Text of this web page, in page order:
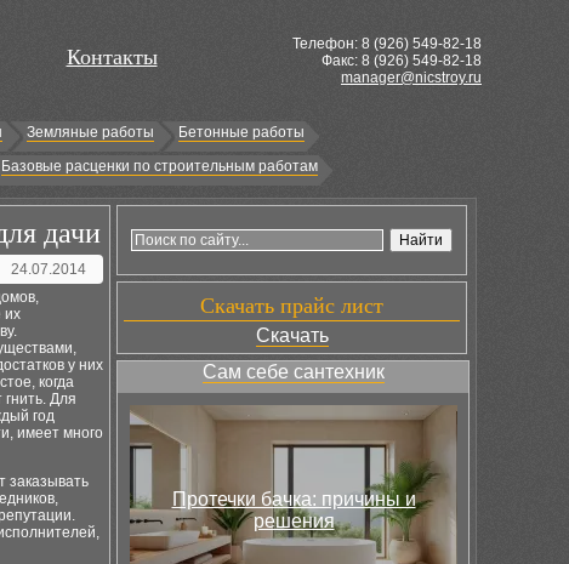
Контакты
Телефон: 8 (926) 549-82-18
Факс: 8 (926) 549-82-18
manager@nicstroy.ru
Земляные работы
Бетонные работы
Базовые расценки по строительным работам
дачи
24.07.2014
их
у них
когда
Для
год
имеет много
заказывать
Скачать прайс лист
Скачать
Сам себе сантехник
Протечки бачка: причины и
решения